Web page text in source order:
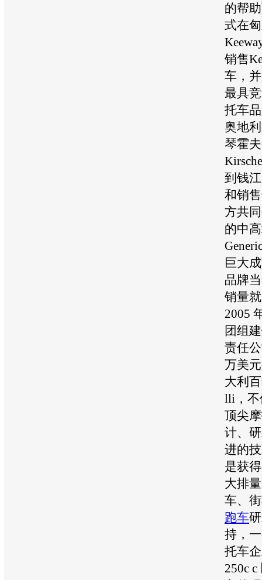
的帮
式在
销售
车，
最具
托车
奥地
琴霍
到钱
和销
方共
的中
巨大
品牌
销量
2005
团组
责任
万美
大利
lli，不
顶尖
计、
进的
是获
大排
车、
跑车
持，
托车
250c